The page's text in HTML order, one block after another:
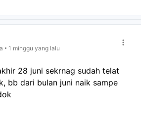
umum.
1 minggu yang lalu
28 juni sekrnag sudah telat
bb dari bulan juni naik sampe